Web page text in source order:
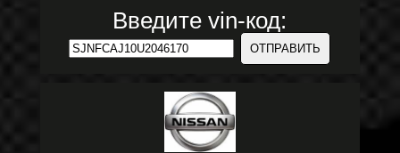
Введите vin-код: